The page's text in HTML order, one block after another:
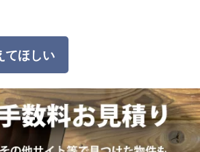
てほしい